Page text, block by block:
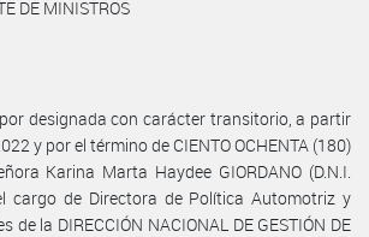
DE MINISTROS
por designada con carácter transitorio, a partir
y por el término de CIENTO OCHENTA (180)
Karina Marta Haydee GIORDANO (D.N.I.
cargo de Directora de Política Automotriz y
de la DIRECCIÓN NACIONAL DE GESTIÓN DE